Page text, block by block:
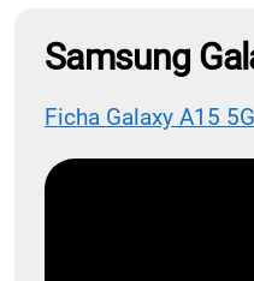
Samsung
Ficha Galaxy A15 5G